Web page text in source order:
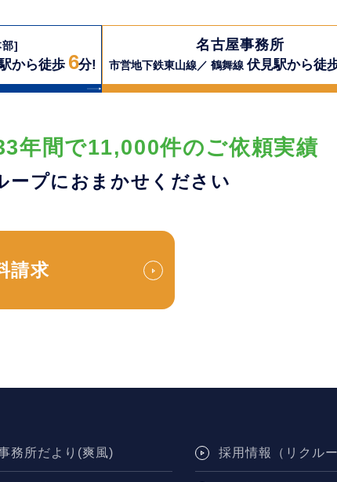
]
から徒歩 6分!
名古屋事務所
市営地下鉄東山線／ 鶴舞線 伏見駅から徒
年間で11,000件のご依頼実績
ープに おまかせください
請求
務所だより(爽風) 採用情報（リクルー